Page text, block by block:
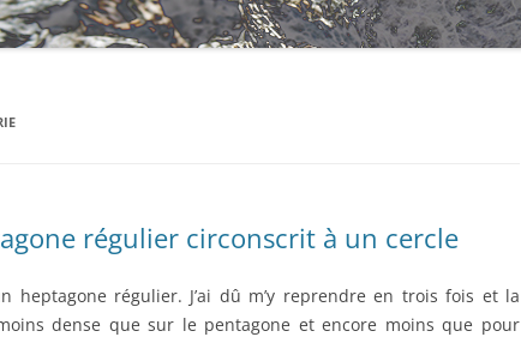
régulier circonscrit à un cercle
heptagone régulier. J’ai dû m’y reprendre en trois fois et la
dense que sur le pentagone et encore moins que pour